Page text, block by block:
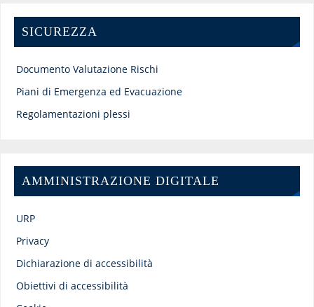
SICUREZZA
Documento Valutazione Rischi
Piani di Emergenza ed Evacuazione
Regolamentazioni plessi
AMMINISTRAZIONE DIGITALE
URP
Privacy
Dichiarazione di accessibilità
Obiettivi di accessibilità